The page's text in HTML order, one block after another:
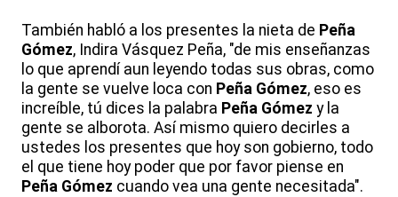
También habló a los presentes la nieta de Peña
Gómez, Indira Vásquez Peña, "de mis enseñanzas
lo que aprendí aun leyendo todas sus obras, como
la gente se vuelve loca con Peña Gómez, eso es
increíble, tú dices la palabra Peña Gómez y la
gente se alborota. Así mismo quiero decirles a
ustedes los presentes que hoy son gobierno, todo
el que tiene hoy poder que por favor piense en
Peña Gómez cuando vea una gente necesitada".